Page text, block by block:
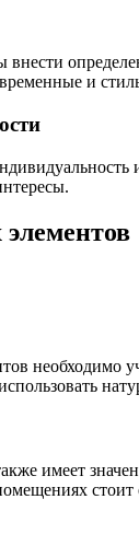
внести
и
необходимо
имеет